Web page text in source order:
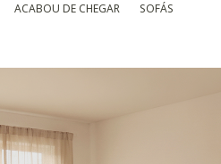
ACABOU DE CHEGAR SOFÁS